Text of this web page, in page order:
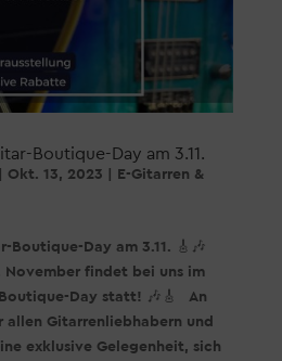
Boutique-Day am 3.11.
Okt. 13, 2023
E-Gitarren &
Boutique-Day am 3.11. 🎸🎶
November findet bei uns im
Day statt! 🎶🎸 An
allen Gitarrenliebhabern und
exklusive Gelegenheit, sich